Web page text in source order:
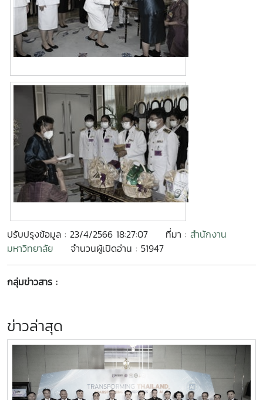
ปรับปรุงข้อมูล : 23/4/2566 18:27:07 ที่มา : สำนักงาน
มหาวิทยาลัย
จำนวนผู้เปิดอ่าน : 51947
กลุ่มข่าวสาร :
ข่าวล่าสุด